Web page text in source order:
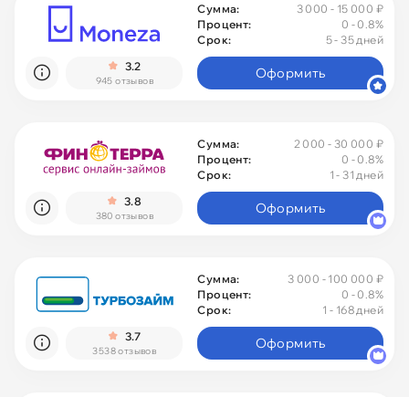
Сумма:
3 000 - 15 000 ₽
Процент:
0 - 0.8%
Срок:
5 - 35 дней
3.2
945 отзывов Оформить
Сумма:
2 000 - 30 000 ₽
Процент:
0 - 0.8%
Срок:
1 - 31 дней
3.8
380 отзывов Оформить
Сумма:
3 000 - 100 000 ₽
Процент:
0 - 0.8%
Срок:
1 - 168 дней
3.7
3538 отзывов Оформить